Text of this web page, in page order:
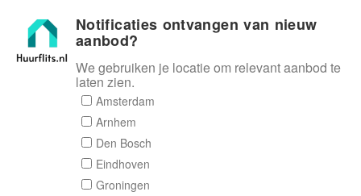
Huurflits
Reactieformulier
Huurflits
Notificaties ontvangen van nieuw
aanbod?
We gebruiken je locatie om relevant aanbod te
laten zien.
Amsterdam
Arnhem
Den Bosch
Eindhoven
Groningen